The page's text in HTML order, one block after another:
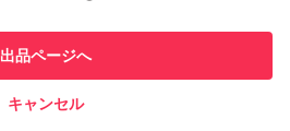
での取引実績があります
出品ページへ
キャンセル